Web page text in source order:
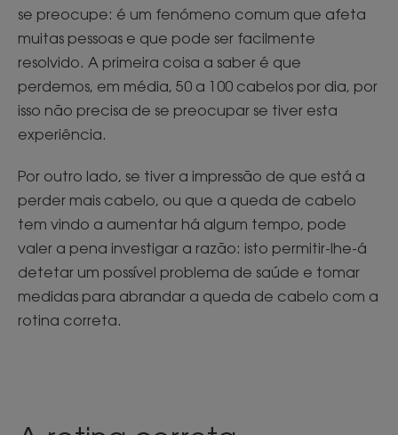
se preocupe: é um fenómeno comum que afeta
muitas pessoas e que pode ser facilmente
resolvido. A primeira coisa a saber é que
perdemos, em média, 50 a 100 cabelos por dia, por
isso não precisa de se preocupar se tiver esta
experiência.
Por outro lado, se tiver a impressão de que está a
perder mais cabelo, ou que a queda de cabelo
tem vindo a aumentar há algum tempo, pode
valer a pena investigar a razão: isto permitir-lhe-á
detetar um possível problema de saúde e tomar
medidas para abrandar a queda de cabelo com a
rotina correta.